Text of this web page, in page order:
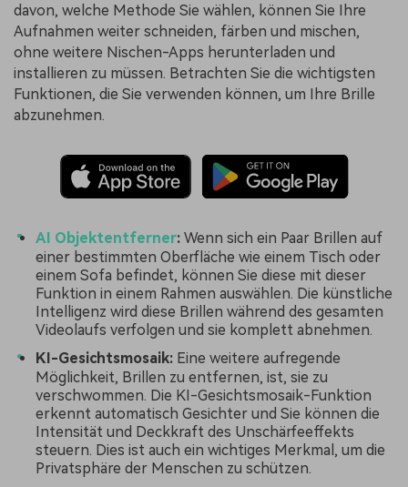
davon, welche Methode Sie wählen, können Sie Ihre
Aufnahmen weiter schneiden, färben und mischen,
ohne weitere Nischen-Apps herunterladen und
installieren zu müssen. Betrachten Sie die wichtigsten
Funktionen, die Sie verwenden können, um Ihre Brille
abzunehmen.
AI Objektentferner: Wenn sich ein Paar Brillen auf
einer bestimmten Oberfläche wie einem Tisch oder
einem Sofa befindet, können Sie diese mit dieser
Funktion in einem Rahmen auswählen. Die künstliche
Intelligenz wird diese Brillen während des gesamten
Videolaufs verfolgen und sie komplett abnehmen.
KI-Gesichtsmosaik: Eine weitere aufregende
Möglichkeit, Brillen zu entfernen, ist, sie zu
verschwommen. Die KI-Gesichtsmosaik-Funktion
erkennt automatisch Gesichter und Sie können die
Intensität und Deckkraft des Unschärfeeffekts
steuern. Dies ist auch ein wichtiges Merkmal, um die
Privatsphäre der Menschen zu schützen.